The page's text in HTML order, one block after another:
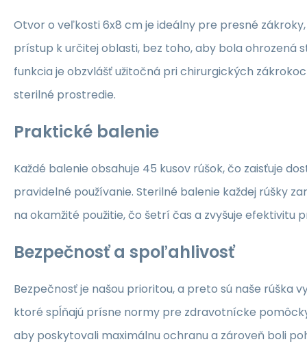
Otvor o veľkosti 6x8 cm je ideálny pre presné
prístup k určitej oblasti, bez toho, aby bola ohrozená
funkcia je obzvlášť užitočná pri chirurgických
sterilné prostredie.
Praktické balenie
Každé balenie obsahuje 45 kusov rúšok, čo zaisťuje
pravidelné používanie. Sterilné balenie každej rúšky
na okamžité použitie, čo šetrí čas a zvyšuje efektivitu
Bezpečnosť a spoľahlivosť
Bezpečnosť je našou prioritou, a preto sú naše rúška
ktoré spĺňajú prísne normy pre zdravotnícke
aby poskytovali maximálnu ochranu a zároveň boli